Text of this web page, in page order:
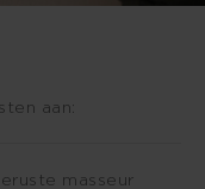
aan:
masseur